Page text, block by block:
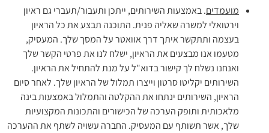
מועמדים. באמצעות השירותים, ייתכן ותעבור/תעברי גם ראיון
וירטואלי למשרה שאליה פנית. התוכנה תבצע את כל הראיון
בעצמה ותתקשר איתך דרך אוואטר על המסך שלך. המעסיק,
מטעמו אנו מבצעים את הראיון, ישלח לנו את פרטי הקשר שלך
ואנחנו נשלח לך קישור בדוא"ל על מנת להתחיל את הראיון.
השירותים יקליטו סרטון וייצרו תמלול של הראיון שלך. לאחר סיום
הראיון, השירותים ינתחו את ההקלטה והתמלול באמצעות בינה
מלאכותית ותופק הערכה של הכישורים והתכונות המקצועיות
שלך, אשר תשותף עם המעסיק. החברה עשויה לשתף את ההערכה